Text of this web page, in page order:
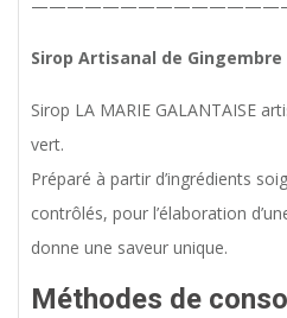
Sirop Artisanal de
Sirop LA MARIE GALANTAISE
vert.
Préparé à partir d’ingrédients
contrôlés, pour l’élaboration
donne une saveur unique.
Méthodes de